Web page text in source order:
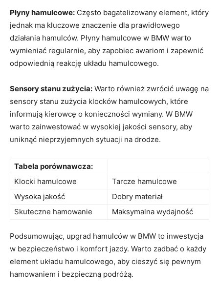
Płyny‌ hamulcowe: Często ​bagatelizowany element, który
jednak ma kluczowe znaczenie⁤ dla prawidłowego
działania hamulców. Płyny hamulcowe⁣ w BMW warto
wymieniać⁢ regularnie, aby zapobiec awariom i zapewnić
odpowiednią reakcję układu hamulcowego.
Sensory stanu zużycia: ‍Warto⁣ również ​zwrócić uwagę na
sensory stanu zużycia klocków hamulcowych, które
informują ‍kierowcę o konieczności wymiany. W BMW
warto zainwestować w ​wysokiej‍ jakości sensory, aby
uniknąć nieprzyjemnych sytuacji na ⁢drodze.
Tabela porównawcza:
Klocki hamulcowe
Tarcze ⁢hamulcowe
Wysoka jakość
Dobry materiał
Skuteczne hamowanie
Maksymalna ⁤wydajność
Podsumowując, upgrad ​hamulców w BMW to ‍inwestycja
w bezpieczeństwo i komfort jazdy. Warto zadbać o każdy
element układu hamulcowego,⁢ aby cieszyć się pewnym
hamowaniem‍ i bezpieczną⁢ podróżą.